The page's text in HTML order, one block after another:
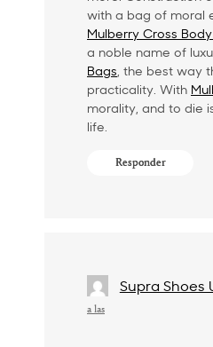
with a bag of moral
Mulberry Cross
a noble name of
Bags , the best way
practicality. With
morality, and to die
life.
Responder
Supra Shoes
a las